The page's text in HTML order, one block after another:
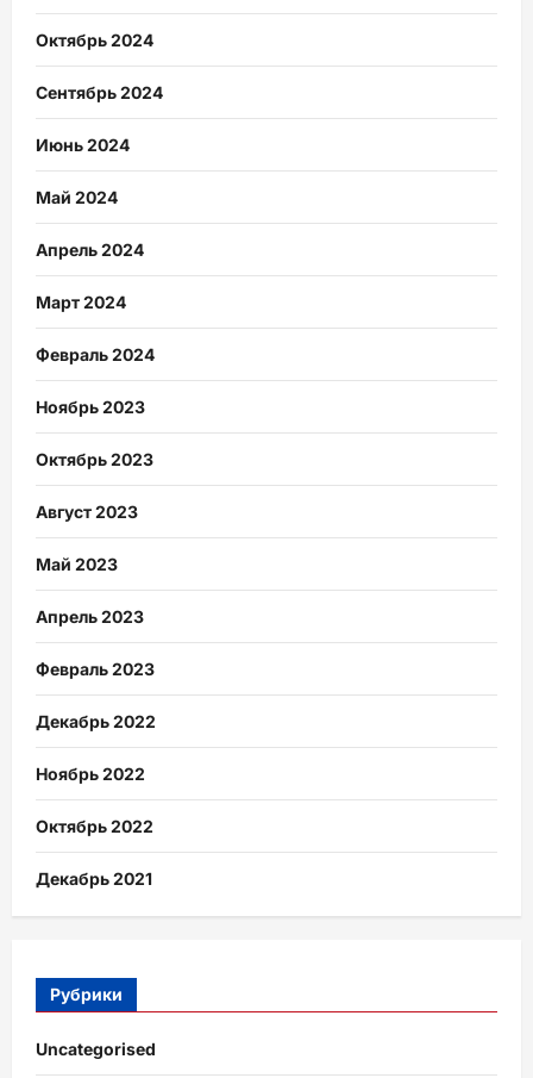
Октябрь 2024
Сентябрь 2024
Июнь 2024
Май 2024
Апрель 2024
Март 2024
Февраль 2024
Ноябрь 2023
Октябрь 2023
Август 2023
Май 2023
Апрель 2023
Февраль 2023
Декабрь 2022
Ноябрь 2022
Октябрь 2022
Декабрь 2021
Рубрики
Uncategorised